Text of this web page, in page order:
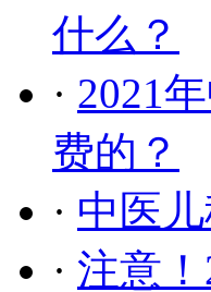
什么？
· 2021
费的？
· 中医
· 注意